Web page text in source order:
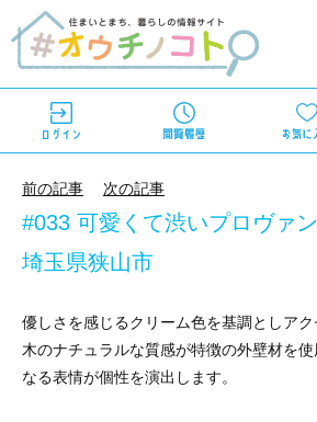
前の記事 次の記事
#033 可愛くて渋いプロヴァン
埼玉県狭山市
優しさを感じるクリーム色を基調としアク
木のナチュラルな質感が特徴の外壁材を
なる表情が個性を演出します。